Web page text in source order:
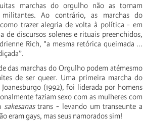
marchas do orgulho não as tornam
militantes. Ao contrário, as marchas do
trazer alegria de volta à política - em
de discursos solenes e rituais preenchidos,
Rich, "a mesma retórica queimada ...
das marchas do Orgulho podem atémesmo
de ser queer. Uma primeira marcha do
(1992), foi liderada por homens
faziam sexo com as mulheres com
sakesanastrans - levando um transeunte a
eram gays, mas seus namorados sim!